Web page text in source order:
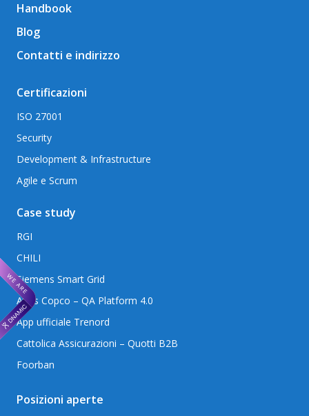
Handbook
Blog
Contatti e indirizzo
Certificazioni
ISO 27001
Security
Development & Infrastructure
Agile e Scrum
Case study
RGI
CHILI
Siemens Smart Grid
Atlas Copco – QA Platform 4.0
App ufficiale Trenord
Cattolica Assicurazioni – Quotti B2B
Foorban
Posizioni aperte